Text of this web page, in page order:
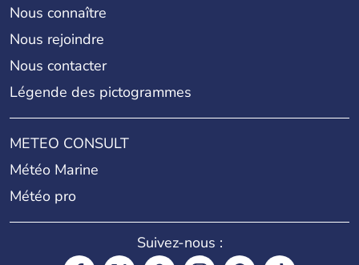
Nous connaître
Nous rejoindre
Nous contacter
Légende des pictogrammes
METEO CONSULT
Météo Marine
Météo pro
Suivez-nous :